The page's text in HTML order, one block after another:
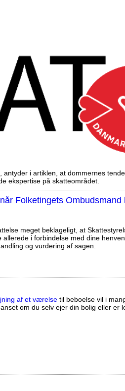
antyder i artiklen, at dommernes
ekspertise på skatteområdet.
Folketingets Ombudsmand
meget beklageligt, at
allerede i forbindelse med dine
og vurdering af sagen.
af et værelse til beboelse vil i
om du selv ejer din bolig eller er